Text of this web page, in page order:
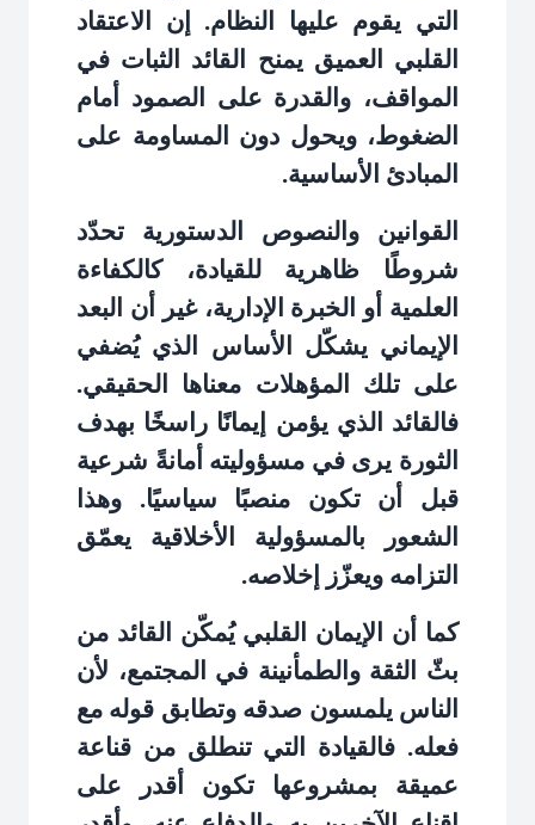
التي يقوم عليها النظام. إن الاعتقاد
القلبي العميق يمنح القائد الثبات في
المواقف، والقدرة على الصمود أمام
الضغوط، ويحول دون المساومة على
المبادئ الأساسية.
القوانين والنصوص الدستورية تحدّد
شروطًا ظاهرية للقيادة، كالكفاءة
العلمية أو الخبرة الإدارية، غير أن البعد
الإيماني يشكّل الأساس الذي يُضفي
على تلك المؤهلات معناها الحقيقي.
فالقائد الذي يؤمن إيمانًا راسخًا بهدف
الثورة يرى في مسؤوليته أمانةً شرعية
قبل أن تكون منصبًا سياسيًا. وهذا
الشعور بالمسؤولية الأخلاقية يعمّق
التزامه ويعزّز إخلاصه.
كما أن الإيمان القلبي يُمكّن القائد من
بثّ الثقة والطمأنينة في المجتمع، لأن
الناس يلمسون صدقه وتطابق قوله مع
فعله. فالقيادة التي تنطلق من قناعة
عميقة بمشروعها تكون أقدر على